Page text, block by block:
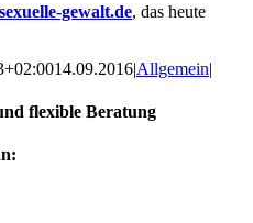
gewalt.de, das heute
14.09.2016|Allgemein|
flexible Beratung